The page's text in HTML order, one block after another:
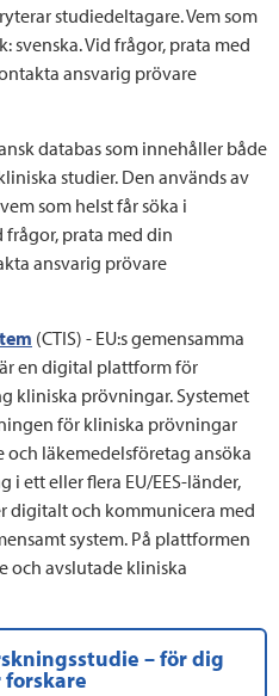
studiedeltagare. Vem som
svenska. Vid frågor, prata med
ansvarig prövare
databas som innehåller både
studier. Den används av
som helst får söka i
frågor, prata med din
ansvarig prövare
(CTIS) - EU:s gemensamma
en digital plattform för
kliniska prövningar. Systemet
för kliniska prövningar
och läkemedelsföretag ansöka
ett eller flera EU/EES-länder,
digitalt och kommunicera med
system. På plattformen
och avslutade kliniska
– för dig
forskare